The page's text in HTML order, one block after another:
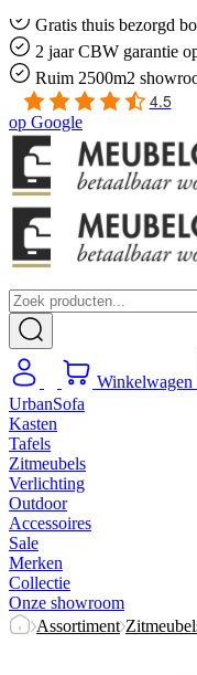
Gratis thuis bezorgd
2 jaar CBW garantie
Ruim 2500m2
4.5
op Google
Winkelwagen
UrbanSofa
Kasten
Tafels
Zitmeubels
Verlichting
Outdoor
Accessoires
Sale
Merken
Collectie
Onze showroom
Assortiment